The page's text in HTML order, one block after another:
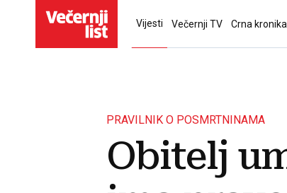
Vijesti Večernji TV Crna kronika
PRAVILNIK O POSMRTNINAMA
Obitelj